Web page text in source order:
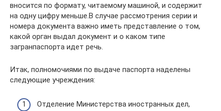
вносится по формату, читаемому машиной, и содержит
на одну цифру меньше.В случае рассмотрения серии и
номера документа важно иметь представление о том,
какой орган выдал документ и о каком типе
загранпаспорта идет речь.
Итак, полномочиями по выдаче паспорта наделены
следующие учреждения:
Отделение Министерства иностранных дел,